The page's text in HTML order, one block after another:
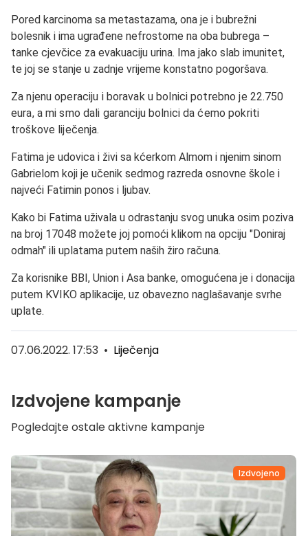
Pored karcinoma sa metastazama, ona je i bubrežni
bolesnik i ima ugrađene nefrostome na oba bubrega –
tanke cjevčice za evakuaciju urina. Ima jako slab imunitet,
te joj se stanje u zadnje vrijeme konstatno pogoršava.
Za njenu operaciju i boravak u bolnici potrebno je 22.750
eura, a mi smo dali garanciju bolnici da ćemo pokriti
troškove liječenja.
Fatima je udovica i živi sa kćerkom Almom i njenim sinom
Gabrielom koji je učenik sedmog razreda osnovne škole i
najveći Fatimin ponos i ljubav.
Kako bi Fatima uživala u odrastanju svog unuka osim poziva
na broj 17048 možete joj pomoći klikom na opciju "Doniraj
odmah" ili uplatama putem naših žiro računa.
Za korisnike BBI, Union i Asa banke, omogućena je i donacija
putem KVIKO aplikacije, uz obavezno naglašavanje svrhe
uplate.
07.06.2022. 17:53 • Liječenja
Izdvojene kampanje
Pogledajte ostale aktivne kampanje
Izdvojeno